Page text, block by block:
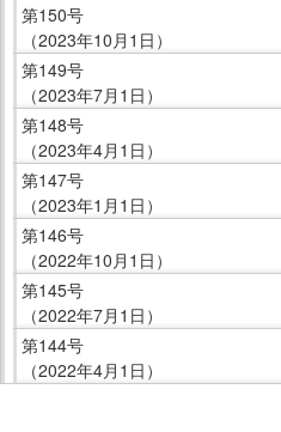
第150号
（2023年10月1日）
第149号
（2023年7月1日）
第148号
（2023年4月1日）
第147号
（2023年1月1日）
第146号
（2022年10月1日）
第145号
（2022年7月1日）
第144号
（2022年4月1日）